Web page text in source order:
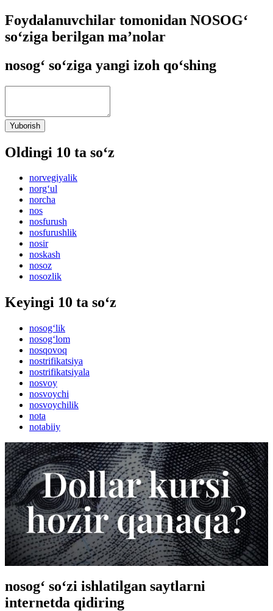
Foydalanuvchilar tomonidan NOSOG‘
so‘ziga berilgan ma’nolar
nosog‘ so‘ziga yangi izoh qo‘shing
Yuborish
Oldingi 10 ta so‘z
norvegiyalik
norg‘ul
norcha
nos
nosfurush
nosfurushlik
nosir
noskash
nosoz
nosozlik
Keyingi 10 ta so‘z
nosog‘lik
nosog‘lom
nosqovoq
nostrifikatsiya
nostrifikatsiyala
nosvoy
nosvoychi
nosvoychilik
nota
notabiiy
nosog‘ so‘zi ishlatilgan saytlarni
internetda qidiring